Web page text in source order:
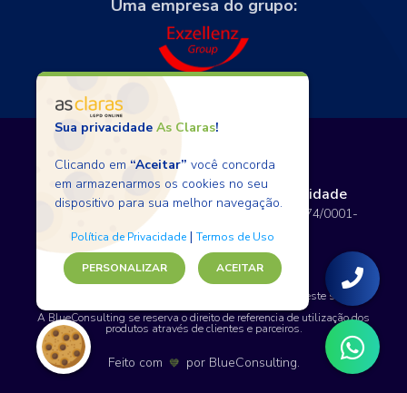
Uma empresa do grupo:
Termos de Uso Políticas de Privacidade
Copyright © 2026 BlueConsulting - 12.797.074/0001-
80 - Todos os direitos reservados.
SAP, WordPress e certos nomes de produtos usados neste site são
A BlueConsulting se reserva o direito de referencia de utilização dos
produtos através de clientes e parceiros.
Feito com 💙 por BlueConsulting.
Sua privacidade As Claras!
Clicando em “Aceitar” você concorda
em armazenarmos os cookies no seu
dispositivo para sua melhor navegação.
Política de Privacidade | Termos de Uso
PERSONALIZAR ACEITAR